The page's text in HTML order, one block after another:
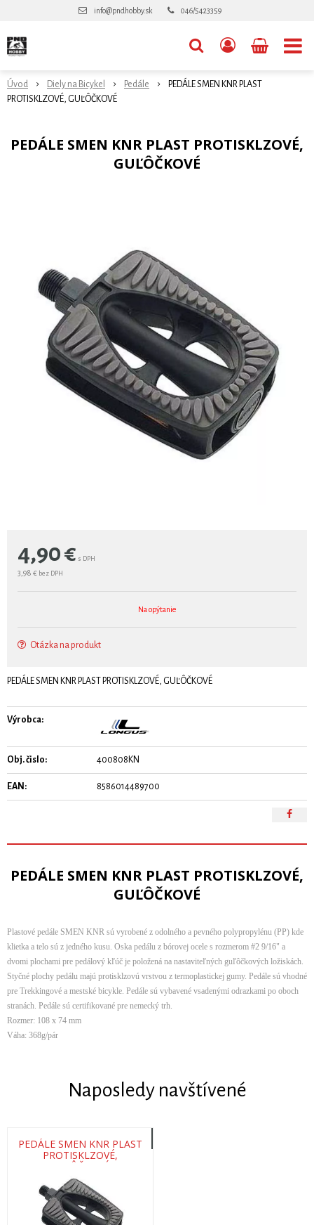
info@pndhobby.sk 046/5423359
Úvod Diely na Bicykel Pedále
PEDÁLE SMEN KNR PLAST
PROTISKLZOVÉ, GUĽÔČKOVÉ
PEDÁLE SMEN KNR PLAST PROTISKLZOVÉ,
GUĽÔČKOVÉ
4,90€ s DPH
3,98 € bez DPH
Na opýtanie
Otázka na produkt
PEDÁLE SMEN KNR PLAST PROTISKLZOVÉ, GUĽÔČKOVÉ
Výrobca:
Obj. čislo: 400808KN
EAN: 8586014489700
PEDÁLE SMEN KNR PLAST PROTISKLZOVÉ,
GUĽÔČKOVÉ
Plastové pedále SMEN KNR sú vyrobené z odolného a pevného polypropylénu (PP) kde
klietka a telo sú z jedného kusu. Oska pedálu z bórovej ocele s rozmerom #2 9/16" a
dvomi plochami pre pedálový kľúč je položená na nastaviteľných guľôčkových ložiskách.
Styčné plochy pedálu majú protisklzovú vrstvou z termoplastickej gumy. Pedále sú vhodné
pre Trekkingové a mestské bicykle. Pedále sú vybavené vsadenými odrazkami po oboch
stranách. Pedále sú certifikované pre nemecký trh.
Rozmer: 108 x 74 mm
Váha: 368g/pár
Naposledy navštívené
PEDÁLE SMEN KNR PLAST
PROTISKLZOVÉ,
GUĽÔČKOVÉ